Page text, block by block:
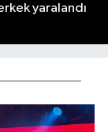
yaralandı